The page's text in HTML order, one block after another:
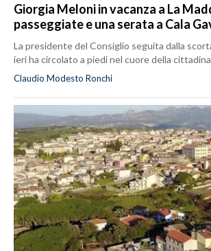
Giorgia Meloni in vacanza a La
passeggiate e una serata a Cala
La presidente del Consiglio seguita dalla
ieri ha circolato a piedi nel cuore della
Claudio Modesto Ronchi